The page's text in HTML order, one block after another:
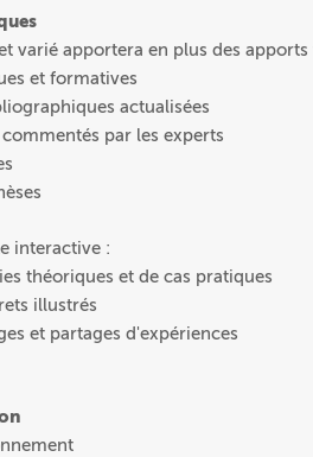
varié apportera en plus des
et formatives
actualisées
par les experts
interactive :
théoriques et de cas pratiques
illustrés
et partages d'expériences